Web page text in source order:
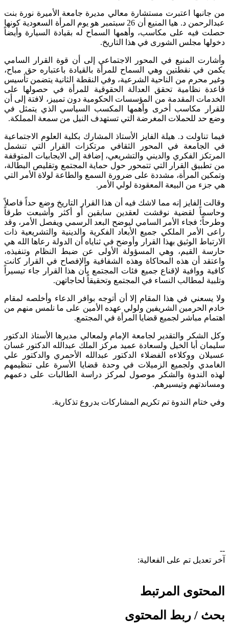
من جانبها اعتبرت مستشارة معالي مديرة جامعة الأميرة نورة بنت
عبدالرحمن د. هيا المنيع أن 26 سبتمبر هو يوم المرأة السعودية كونها
حصلت فيه على مكاسب، وأهمها السماح له بقيادة السيارة وأيضاً
دخولها مجلس الشورى في هذا التاريخ.
وأشارت المنيع في المحور الاجتماعي إلى أن قوة القرار السامي
يكمن في نقطتين وهي السماح للمرأة بالقيادة باعتباره حق مباح،
وغير محرم من الناحية الشرعية، وفي النقطة الثانية يتضمن تأسيس
قاعدة نظامية تحقق العدالة الحقوقية للمرأة في حصولها على
الخدمات المقدمة من المؤسسات الحكومية دون تمييز، لافتة إلى أن
للقرار مكاسب أخرى وأهمها المكسب السياسي الذي يتمثل في
وضع حد للحملات المغرضة التي تستهدف النيل من سمعة المملكة.
فيما تناولت د. هيلة الفايز الأستاذ المشارك بكلية العلوم الاجتماعية
في الجامعة في المحور الثقافي مرتكزات القرار التي تنشمل
المرتكز الفكري والديني والتشريعي، إضافة إلى الايجابيات المتوقفة
من تطبيق القرار التي تتمحور حول حماية المجتمع وتقليص البطالة،
وتمكين المرأة، مشددة على ضرورة السمع والطاعة لولاة الأمر التي
هي جزء من البيعة المعقودة لولي الأمر.
وقالت الفايز إنه مما لاشك فيه أن هذا القرار التاريخ وضع حداً فاصلاً
وحاسماً لقضية نوقشت لعقدين سابقين أو أكثر وأشبعت طرقاً
وطرحاً؛ فجاء الأمر السامي ليوضح البعد الرسمي ويفصل الأمر، وقد
راعى الأمر الملكي جميع الأبعاد الفكرية والدينية والتشريعية ذات
الارتباط الوثيق بهذا القرار وأوضح في ثناياه أن الدولة رعاها الله هي
حارسة القيم، وهي المسؤولة الأولى عن ضبط النظام وتنفيذه،
واعتقد أن هذه المحاكاة وهذه الشفافية والإفصاح في القرار كانت
كافية ووافية لإقناع جميع فئات المجتمع بأن هذا القرار جاء تيسيراً
وتلبية لمطالب النساء في المجتمع وتحقيقاً لحاجاتهن.
ولا يسعني في هذا المقام إلا أن أتوجه بوافر الدعاء وأخلصه لمقام
خادم الحرمين الشريفين ولولي عهده الأمين على ما نلمس منهم من
اهتمام مباشر لجميع قضايا المرأة في المجتمع.
وكل الشكر والتقدير لجامعة الإمام ولمعالي مديرها الأستاذ الدكتور
سليمان أبا الخيل ولسعادة عميد مركز الملك عبدالله الدكتور غسان
عسيلان ووكلاءه الفضلاء الدكتور عبدالله الأحمري والدكتور علي
الغامدي ولجميع الزميلات في وحدة قضايا الأسرة على تنظيمهم
لهذه الندوة والشكر موصول لمركز دراسة الطالبات على دعمهم
ومساندتهم وتيسيرهم.
وفي ختام الندوة تم تكريم المشاركات بدروع تذكارية.​
--
آخر تعديل تم على الفعالية:
المحتوى المرتبط
بحث / ربط المحتوى